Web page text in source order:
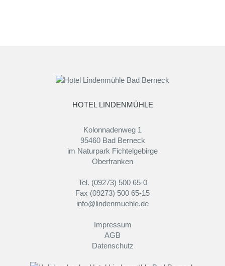
HOTEL LINDENMÜHLE
Kolonnadenweg 1
95460 Bad Berneck
im Naturpark Fichtelgebirge
Oberfranken
Tel. (09273) 500 65-0
Fax (09273) 500 65-15
info@lindenmuehle.de
Impressum
AGB
Datenschutz